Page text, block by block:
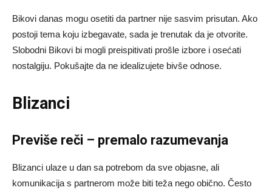
Bikovi danas mogu osetiti da partner nije sasvim prisutan. Ako
postoji tema koju izbegavate, sada je trenutak da je otvorite.
Slobodni Bikovi bi mogli preispitivati prošle izbore i osećati
nostalgiju. Pokušajte da ne idealizujete bivše odnose.
Blizanci
Previše reči – premalo razumevanja
Blizanci ulaze u dan sa potrebom da sve objasne, ali
komunikacija s partnerom može biti teža nego obično. Često